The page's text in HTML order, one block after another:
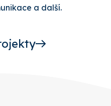
a další.